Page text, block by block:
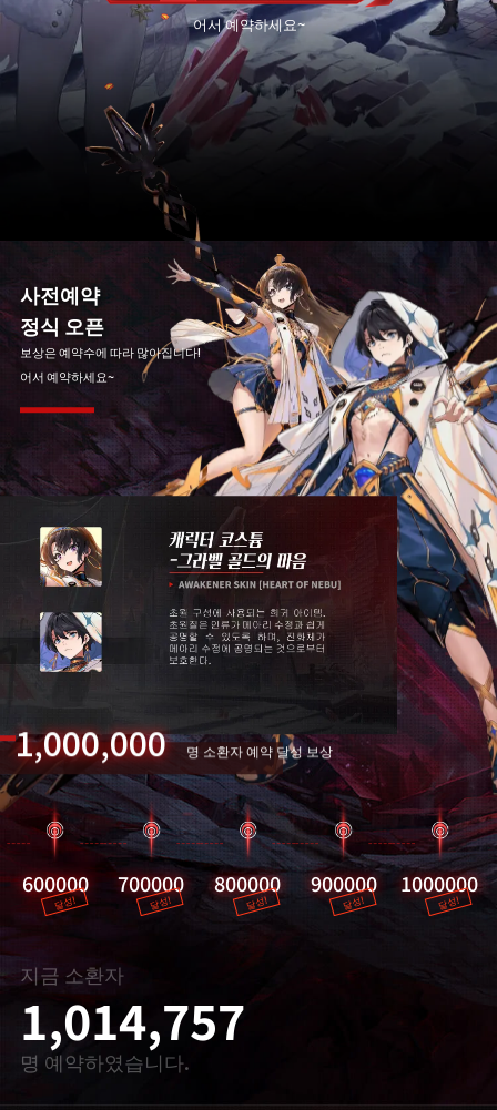
어서 예약하세요~
사전예약
정식 오픈
보상은 예약수에 따라 많아집니다!
어서 예약하세요~
1,000,000 명 소환자 예약 달성 보상
600000
달성!
700000
달성!
800000
달성!
900000
달성!
1000000
달성!
지금 소환자
1,014,757
명 예약하였습니다.